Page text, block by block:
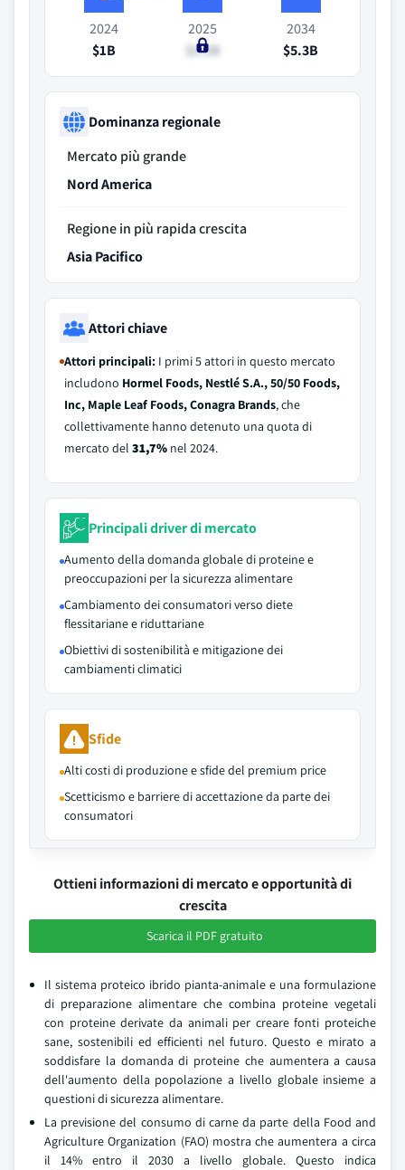
2024
$1B
2025
$1.2B
2034
$5.3B
Dominanza regionale
Mercato più grande
Nord America
Regione in più rapida crescita
Asia Pacifico
Attori chiave
Attori principali: I primi 5 attori in questo mercato
includono Hormel Foods, Nestlé S.A., 50/50 Foods,
Inc, Maple Leaf Foods, Conagra Brands, che
collettivamente hanno detenuto una quota di
mercato del 31,7% nel 2024.
Principali driver di mercato
Aumento della domanda globale di proteine e
preoccupazioni per la sicurezza alimentare
Cambiamento dei consumatori verso diete
flessitariane e riduttariane
Obiettivi di sostenibilità e mitigazione dei
cambiamenti climatici
Sfide
Alti costi di produzione e sfide del premium price
Scetticismo e barriere di accettazione da parte dei
consumatori
Ottieni informazioni di mercato e opportunità di
crescita
Scarica il PDF gratuito
Il sistema proteico ibrido pianta-animale e una formulazione
di preparazione alimentare che combina proteine vegetali
con proteine derivate da animali per creare fonti proteiche
sane, sostenibili ed efficienti nel futuro. Questo e mirato a
soddisfare la domanda di proteine che aumentera a causa
dell'aumento della popolazione a livello globale insieme a
questioni di sicurezza alimentare.
La previsione del consumo di carne da parte della Food and
Agriculture Organization (FAO) mostra che aumentera a circa
il 14% entro il 2030 a livello globale. Questo indica